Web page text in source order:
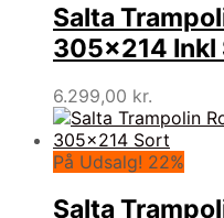
Salta
305×214 Inkl
6.299,00 kr.
På Udsalg! 22%
Salta